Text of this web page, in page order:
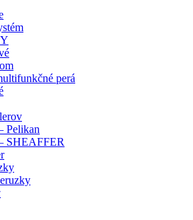
perá
Pelikan
SHEAFFER